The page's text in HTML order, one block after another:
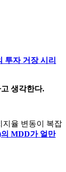
투자 거장 시리
생각한다.
지율 변동이 복잡
MDD가 얼만